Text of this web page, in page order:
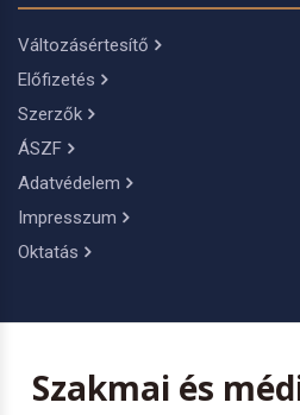
Változásértesítő
Előfizetés
Szerzők
ÁSZF
Adatvédelem
Impresszum
Oktatás
Szakmai és